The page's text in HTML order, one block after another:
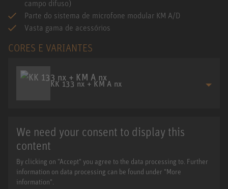
campo difuso)
Parte do sistema de microfone modular KM A/D
Vasta gama de acessórios
CORES E VARIANTES
KK 133 nx + KM A nx
We need your consent to display this
content
By clicking on "Accept" you agree to the data processing to. Further
information on data processing can be found under "More
information".